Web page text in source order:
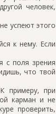
человек,
успеют этого
к нему. Если
с поля зрения
что твой
примеру, при
карман и не
проверить,